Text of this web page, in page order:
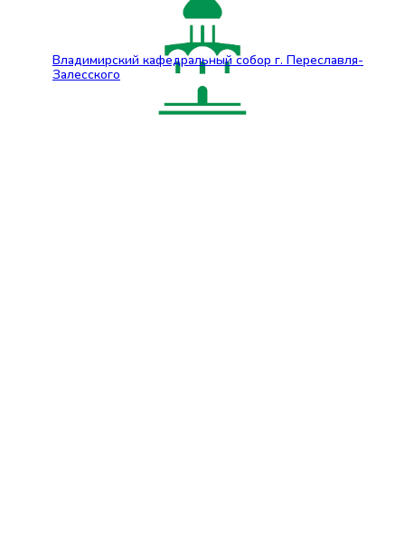
Владимирский кафедральный собор г. Переславля-
Залесского